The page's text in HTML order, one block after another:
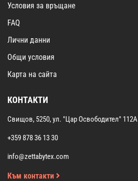
Условия за връщане
FAQ
Лични данни
Общи условия
Карта на сайта
КОНТАКТИ
Свищов, 5250, ул. "Цар Освободител" 112А
+359 878 36 13 30
info@zettabytex.com
Към контакти